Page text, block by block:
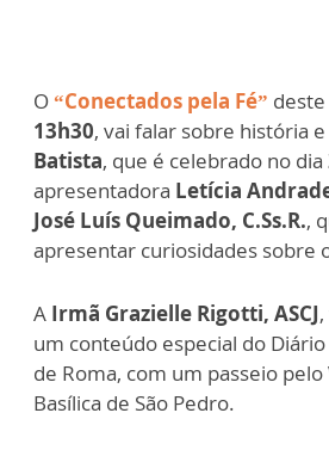
O“Conectados pela Fé” deste
13h30, vai falar sobre história
Batista, que é celebrado no dia
apresentadora Letícia
José Luís Queimado, C.Ss.R.,
apresentar curiosidades sobre
A Irmã Grazielle Rigotti, ASCJ
um conteúdo especial do
de Roma, com um passeio pelo
Basílica de São Pedro.